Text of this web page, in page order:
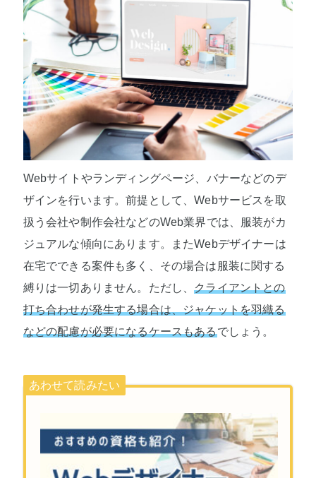
Webサイトやランディングページ、バナーなどのデ
ザインを行います。前提として、Webサービスを取
扱う会社や制作会社などのWeb業界では、服装がカ
ジュアルな傾向にあります。またWebデザイナーは
在宅でできる案件も多く、その場合は服装に関する
縛りは一切ありません。ただし、クライアントとの
打ち合わせが発生する場合は、ジャケットを羽織る
などの配慮が必要になるケースもあるでしょう。